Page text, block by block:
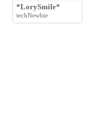
*LorySmile*
techNewbie